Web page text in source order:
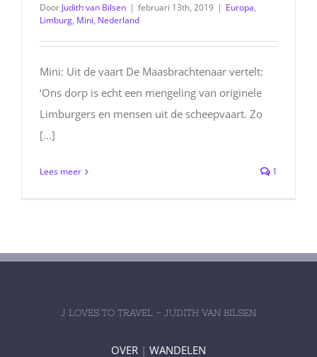
Door Judith van Bilsen | februari 13th, 2019 | Europa,
Limburg, Mini, Nederland
Mini: Uit de vaart De Maasbrachtenaar vertelt:
‘Ons dorp is echt een mengeling van originele
Limburgers en mensen uit de scheepvaart. Zo
[...]
Lees meer 1
J LOVES TO TRAVEL – JUDITH VAN BILSEN
OVER | WANDELEN